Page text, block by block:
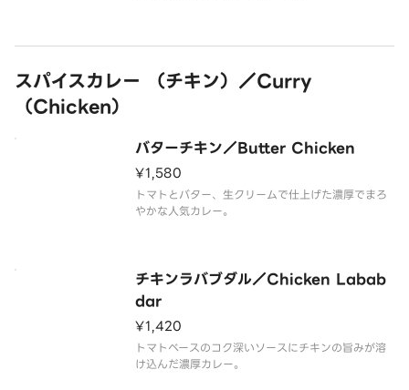
スパイスカレー （チキン）／Curry
（Chicken）
バターチキン／Butter Chicken
¥1,580
トマトとバター、生クリームで仕上げた濃厚でまろ
やかな人気カレー。
チキンラバブダル／Chicken Labab
dar
¥1,420
トマトベースのコク深いソースにチキンの旨みが溶
け込んだ濃厚カレー。